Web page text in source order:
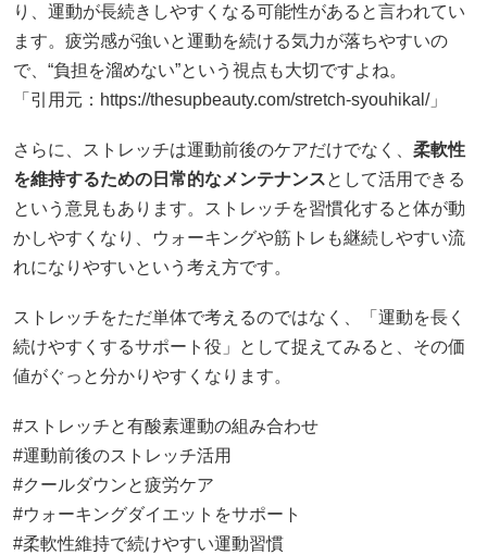
り、運動が長続きしやすくなる可能性があると言われてい
ます。疲労感が強いと運動を続ける気力が落ちやすいの
で、“負担を溜めない”という視点も大切ですよね。
「引用元：https://thesupbeauty.com/stretch-syouhikal/」
さらに、ストレッチは運動前後のケアだけでなく、 柔軟性
を維持するための日常的なメンテナンスとして活用できる
という意見もあります。ストレッチを習慣化すると体が動
かしやすくなり、ウォーキングや筋トレも継続しやすい流
れになりやすいという考え方です。
ストレッチをただ単体で考えるのではなく、「運動を長く
続けやすくするサポート役」として捉えてみると、その価
値がぐっと分かりやすくなります。
#ストレッチと有酸素運動の組み合わせ
#運動前後のストレッチ活用
#クールダウンと疲労ケア
#ウォーキングダイエットをサポート
#柔軟性維持で続けやすい運動習慣